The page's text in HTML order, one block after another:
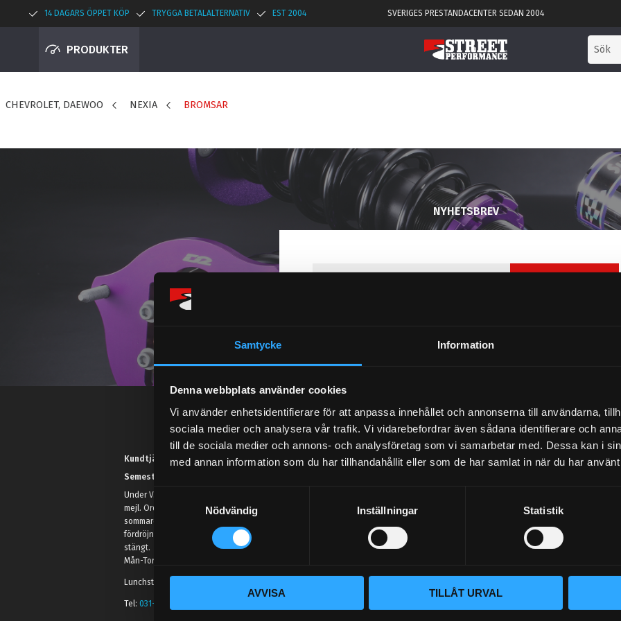
Samtycke Information
Denna webbplats använder cookies
Vi använder enhetsidentifierare för att anpassa innehållet och annonserna till användarna,
sociala medier och analysera vår trafik. Vi vidarebefordrar även sådana identifierare och
till de sociala medier och annons- och analysföretag som vi samarbetar med. Dessa kan i
med annan information som du har tillhandahållit eller som de har samlat in när du har
S
a
y
Nödvändig Inställningar Statistik
AVVISA TILLÅT URVAL
14 DAGARS ÖPPET KÖP TRYGGA BETALALTERNATIV EST 2004 SVERIGES PRESTANDACENTER SEDAN 2004
PRODUKTER
CHEVROLET, DAEWOO NEXIA BROMSAR
NYHETSBREV
Kundtjänst telefon:
Semestertider.
Under V.27 - V.33 nås vi enbart på
mejl. Ordrar skickas under
sommaren men med viss
fördröjning. 2/7 -9/7 är det helt
stängt.
Mån-Tors: 10:30-15:00
Lunchstängt 12:00-13:00
Tel:031- 51 66 60
KUNSKAPSCENTER
KUNDTJÄNST
VÅR AFFÄRSIDÉ ÄR ENKEL:
Vi lever och andas prestanda.
– du hittar rätt bildelar. Vi
oavsett om det gäller bana,
beprövade produkter och en